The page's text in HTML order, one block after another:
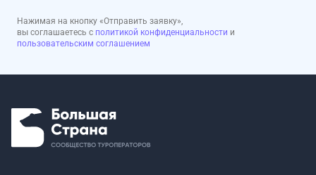
Нажимая на кнопку «Отправить заявку»,
вы соглашаетесь с политикой конфиденциальности и
пользовательским соглашением